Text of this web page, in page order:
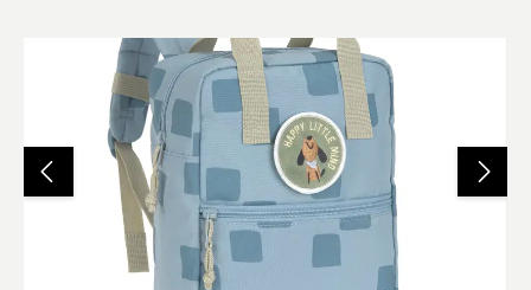
Bildergalerie überspringen